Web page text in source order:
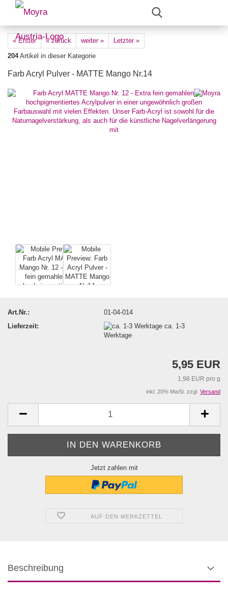
« Erster « zurück weiter »
Letzter »
204Artikel in dieser Kategorie
Farb Acryl Pulver - MATTE Mango Nr.14
Art.Nr.:
01-04-014
Lieferzeit:
ca. 1-3
Werktage
5,95 EUR
1,98 EUR pro g
inkl. 20% MwSt. zzgl. Versand
Jetzt zahlen mit
AUF DEN MERKZETTEL
Beschreibung